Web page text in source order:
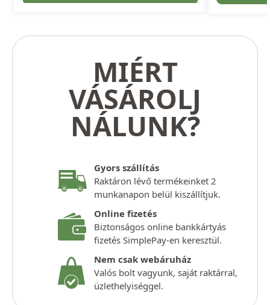
MIÉRT
VÁSÁROLJ
NÁLUNK?
Gyors szállítás
Raktáron lévő termékeinket 2
munkanapon belül kiszállítjuk.
Online fizetés
Biztonságos online bankkártyás
fizetés SimplePay-en keresztül.
Nem csak webáruház
Valós bolt vagyunk, saját raktárral,
üzlethelyiséggel.